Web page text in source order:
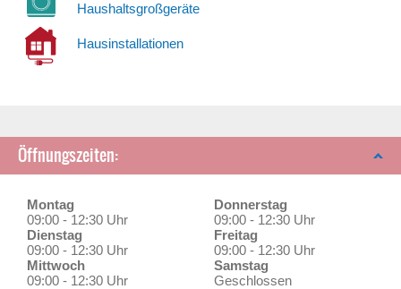
Haushaltsgroßgeräte
Hausinstallationen
Öffnungszeiten:
Montag
09:00 - 12:30 Uhr
Dienstag
09:00 - 12:30 Uhr
Mittwoch
09:00 - 12:30 Uhr
Donnerstag
09:00 - 12:30 Uhr
Freitag
09:00 - 12:30 Uhr
Samstag
Geschlossen